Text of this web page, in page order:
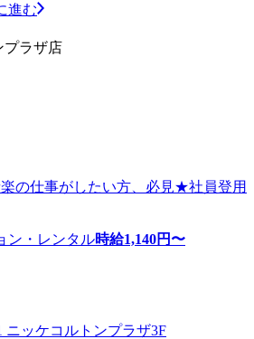
進む
プラザ店
楽の仕事がしたい方、必見★社員登用
ン・レンタル時給1,140円〜
ニッケコルトンプラザ3F